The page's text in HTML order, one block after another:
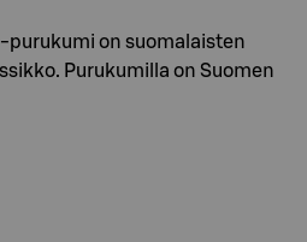
purukumi on suomalaisten
Purukumilla on Suomen